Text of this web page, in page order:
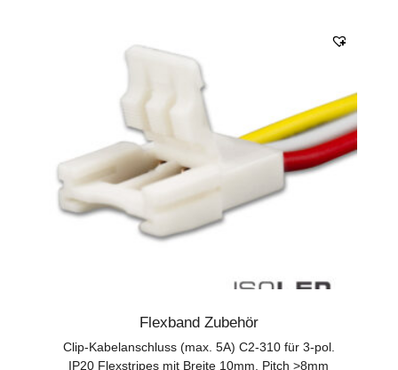
Flexband Zubehör
Clip-Kabelanschluss (max. 5A) C2-310 für 3-pol.
IP20 Flexstripes mit Breite 10mm, Pitch >8mm